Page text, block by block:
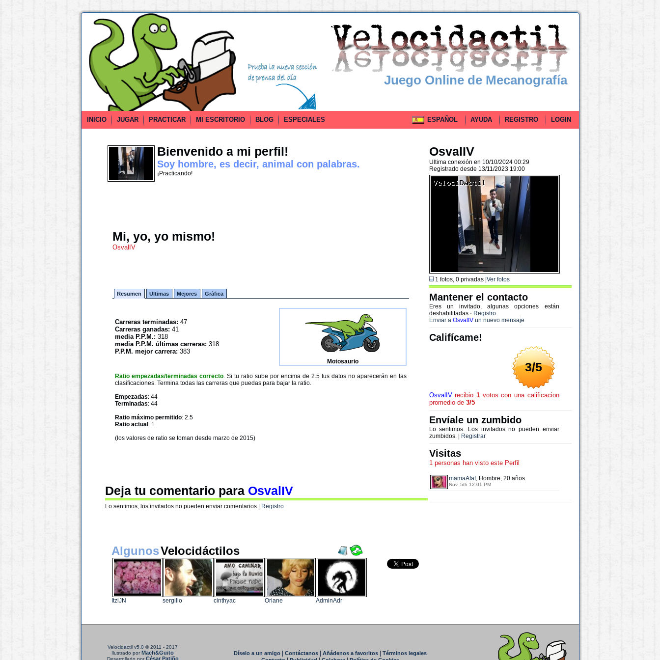
Juego Online de Mecanografía
INICIO JUGAR PRACTICAR MI ESCRITORIO BLOG ESPECIALES ESPAÑOL AYUDA REGISTRO LOGIN
Bienvenido a mi perfil!
Soy hombre, es decir, animal con palabras.
¡Practicando!
Mi, yo, yo mismo!
OsvalIV
Resumen Ultimas Mejores Gráfica
Carreras terminadas: 47
Carreras ganadas: 41
media P.P.M.: 318
media P.P.M. últimas carreras: 318
P.P.M. mejor carrera: 383
Motosaurio
Ratio empezadas/terminadas correcto. Si tu ratio sube por encima de 2.5 tus datos no aparecerán en las
clasificaciones. Termina todas las carreras que puedas para bajar la ratio.
Empezadas: 44
Terminadas: 44
Ratio máximo permitido: 2.5
Ratio actual : 1
(los valores de ratio se toman desde marzo de 2015)
Deja tu comentario para OsvalIV
Lo sentimos, los invitados no pueden enviar comentarios | Registro
OsvalIV
Ultima conexión en 10/10/2024 00:29
Registrado desde 13/11/2023 19:00
1 fotos, 0 privadas | Ver fotos
Mantener el contacto
Eres un invitado, algunas opciones están
deshabilitadas · Registro
Enviar a OsvalIVun nuevo mensaje
Califícame!
3/5
OsvalIVrecibio 1votos con una calificacion
promedio de 3/5
Envíale un zumbido
Lo sentimos. Los invitados no pueden enviar
zumbidos. |
Registrar
Visitas
1 personas han visto este Perfil
mamaAfaf, Hombre, 20 años
Nov. 5th 12:01 PM
AlgunosVelocidáctilos
ItziJN sergillo cinthyac Oriane AdminAdr
Velocidactil v5.0 © 2011 - 2017
Ilustrado porMach&Guito
Desarrollado porCésar Patiño
Díselo a un amigo| Contáctanos| Añádenos a favoritos|
Términos legales